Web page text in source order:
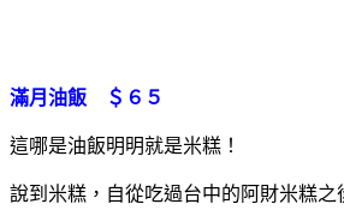
滿月油飯 ＄６５
這哪是油飯明明就是米糕！
說到米糕，自從吃過台中的阿財米糕之